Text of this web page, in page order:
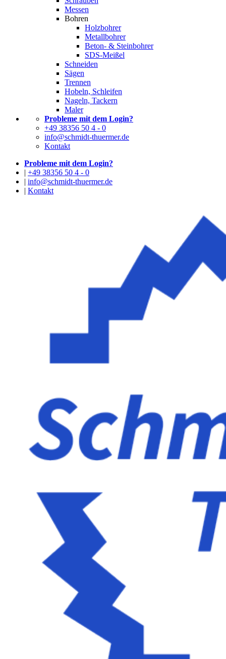
Messen
Bohren
Holzbohrer
Metallbohrer
Beton- & Steinbohrer
SDS-Meißel
Schneiden
Sägen
Trennen
Hobeln, Schleifen
Nageln, Tackern
Maler
Probleme mit dem Login?
+49 38356 50 4 - 0
info@schmidt-thuermer.de
Kontakt
Probleme mit dem Login?
| +49 38356 50 4 - 0
| info@schmidt-thuermer.de
| Kontakt